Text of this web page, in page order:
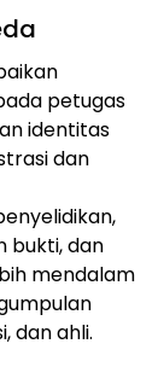
petugas
identitas
dan
bukti, dan
mendalam
dan ahli.